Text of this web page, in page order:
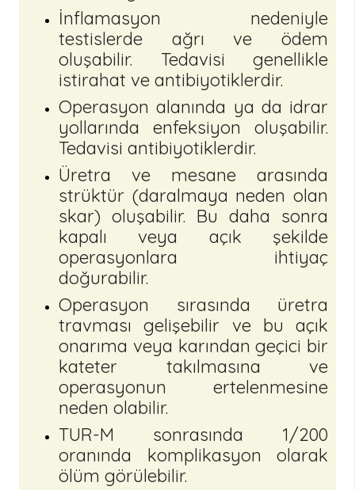
İnflamasyon nedeniyle
testislerde ağrı ve ödem
oluşabilir. Tedavisi genellikle
istirahat ve antibiyotiklerdir.
Operasyon alanında ya da idrar
yollarında enfeksiyon oluşabilir.
Tedavisi antibiyotiklerdir.
Üretra ve mesane arasında
strüktür (daralmaya neden olan
skar) oluşabilir. Bu daha sonra
kapalı veya açık şekilde
operasyonlara ihtiyaç
doğurabilir.
Operasyon sırasında üretra
travması gelişebilir ve bu açık
onarıma veya karından geçici bir
kateter takılmasına ve
operasyonun ertelenmesine
neden olabilir.
TUR-M sonrasında 1/200
oranında komplikasyon olarak
ölüm görülebilir.